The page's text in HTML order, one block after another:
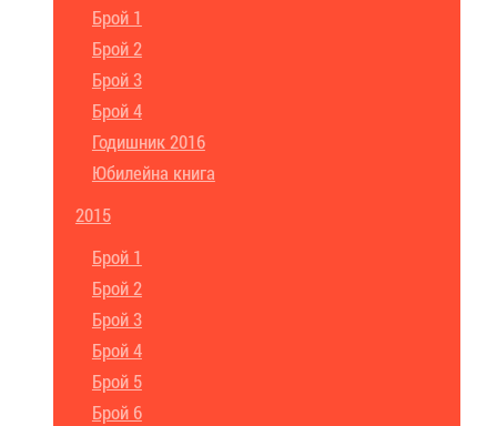
Брой 1
Брой 2
Брой 3
Брой 4
Годишник 2016
Юбилейна книга
2015
Брой 1
Брой 2
Брой 3
Брой 4
Брой 5
Брой 6